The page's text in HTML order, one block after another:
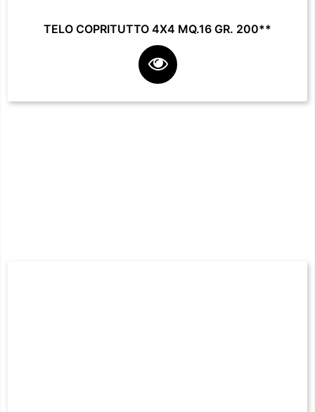
TELO COPRITUTTO 4X4 MQ.16 GR. 200**